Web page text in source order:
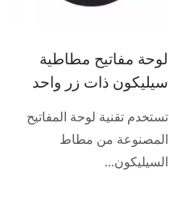
لوحة مفاتيح مطاطية
سيليكون ذات زر واحد
تستخدم تقنية لوحة المفاتيح
المصنوعة من مطاط
السيليكون...